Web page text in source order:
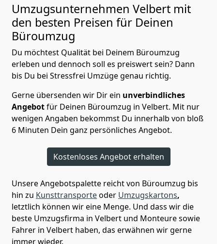
Umzugsunternehmen Velbert mit
den besten Preisen für Deinen
Büroumzug
Du möchtest Qualität bei Deinem Büroumzug
erleben und dennoch soll es preiswert sein? Dann
bis Du bei Stressfrei Umzüge genau richtig.
Gerne übersenden wir Dir ein unverbindliches
Angebotfür Deinen Büroumzug in Velbert. Mit nur
wenigen Angaben bekommst Du innerhalb von bloß
6 Minuten Dein ganz persönliches Angebot.
Kostenloses Angebot erhalten
Unsere Angebotspalette reicht von Büroumzug bis
hin zu Kunsttransporteoder Umzugskartons,
letztlich können wir eine Menge. Und dass wir die
beste Umzugsfirma in Velbert und Monteure sowie
Fahrer in Velbert haben, das erwähnen wir gerne
immer wieder.